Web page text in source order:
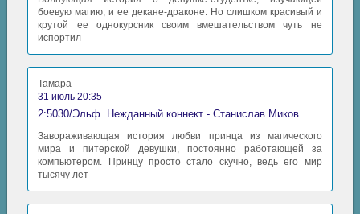
28 Охотник на вампиров Ди v13 - Часть 02 Глава 03 02
30 Охотник на вампиров Ди v13 - Часть 02 Глава 04 01
32 Охотник на вампиров Ди v13 - Часть 02 Глава 04 03
33 Охотник на вампиров Ди v13 - Часть 02 Глава 05 01
боевую магию, и ее декане-драконе. Но слишком красивый и
крутой ее однокурсник своим вмешательством чуть не
испортил
Тамара
31 июль 20:35
2:5030/Эльф. Нежданный коннект - Станислав Миков
Завораживающая история любви принца из магического
мира и питерской девушки, постоянно работающей за
компьютером. Принцу просто стало скучно, ведь его мир
тысячу лет